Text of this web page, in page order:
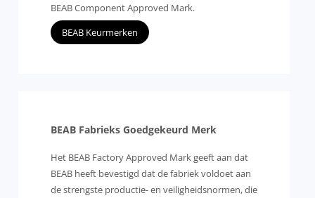
BEAB Component Approved Mark.
BEAB Keurmerken
BEAB Fabrieks Goedgekeurd Merk
Het BEAB Factory Approved Mark geeft aan dat
BEAB heeft bevestigd dat de fabriek voldoet aan
de strengste productie- en veiligheidsnormen, die